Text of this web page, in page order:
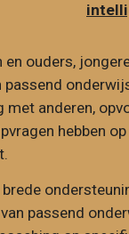
en ouders,
passend
met anderen,
hebben
brede
passend